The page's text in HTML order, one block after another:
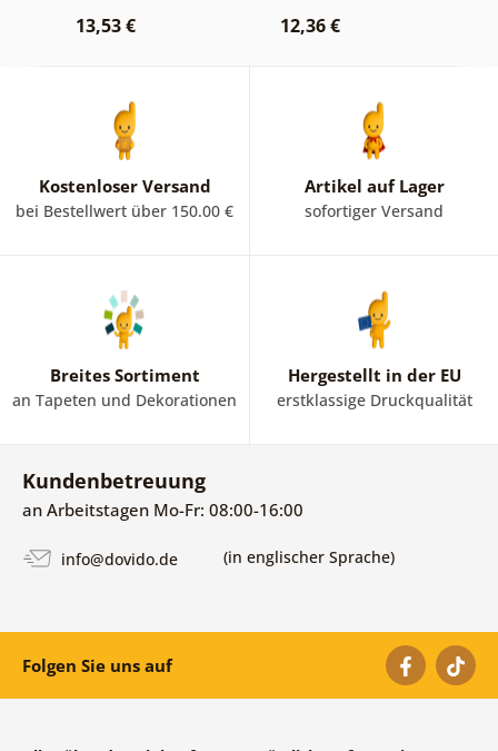
13,53 € 12,36 €
Kostenloser Versand
bei Bestellwert über 150.00 €
Artikel auf Lager
sofortiger Versand
Breites Sortiment
an Tapeten und Dekorationen
Hergestellt in der EU
erstklassige Druckqualität
Kundenbetreuung
an Arbeitstagen Mo-Fr: 08:00-16:00
info@dovido.de (in englischer Sprache)
Folgen Sie uns auf